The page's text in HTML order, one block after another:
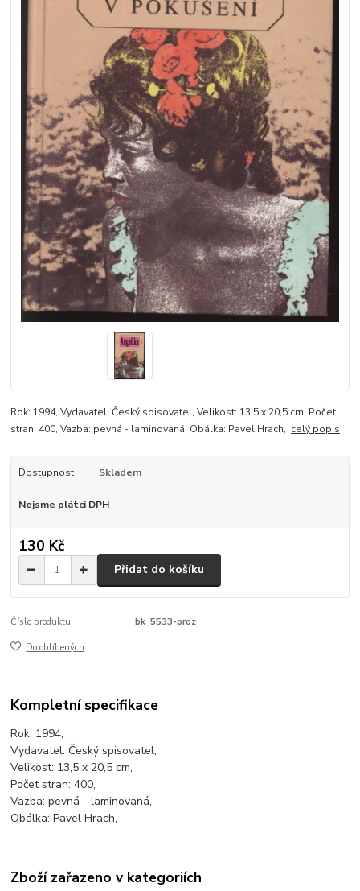
Rok: 1994, Vydavatel: Český spisovatel, Velikost: 13,5 x 20,5 cm, Počet
stran: 400, Vazba: pevná - laminovaná, Obálka: Pavel Hrach, celý popis
Dostupnost Skladem
Nejsme plátci DPH
130 Kč
Přidat do košíku
Číslo produktu: bk_5533-proz
Do oblíbených
Kompletní specifikace
Rok: 1994,
Vydavatel: Český spisovatel,
Velikost: 13,5 x 20,5 cm,
Počet stran: 400,
Vazba: pevná - laminovaná,
Obálka: Pavel Hrach,
Zboží zařazeno v kategoriích